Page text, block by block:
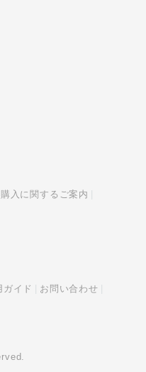
入に関するご案内
ガイド お問い合わせ